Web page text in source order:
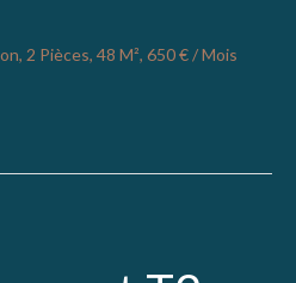
2 Pièces, 48 M², 650 € / Mois